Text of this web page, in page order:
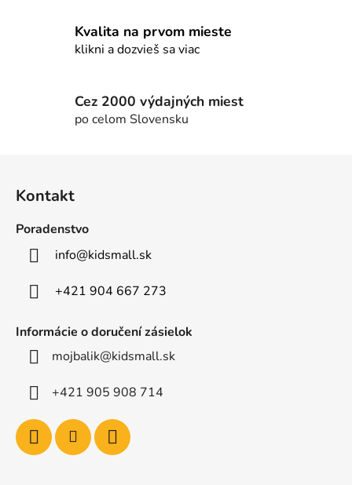
k
y
p
i
Kvalita na prvom mieste
klikni a dozvieš sa viac
Cez 2000 výdajných miest
po celom Slovensku
Kontakt
Poradenstvo
info@kidsmall.sk
+421 904 667 273
Informácie o doručení zásielok
mojbalik@kidsmall.sk
+421 905 908 714